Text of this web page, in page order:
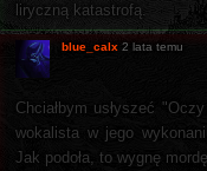
liryczną katastrofą.
blue_calx 2 lata temu
Chciałbym usłyszeć
wokalista w jego
Jak podoła, to wygnę